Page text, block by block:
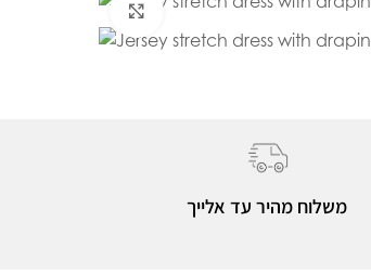
Click to enlarge
משלוח מהיר עד אלייך